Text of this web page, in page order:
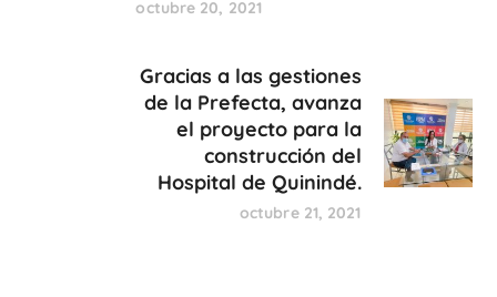
octubre 20, 2021
Gracias a las gestiones
de la Prefecta, avanza
el proyecto para la
construcción del
Hospital de Quinindé.
octubre 21, 2021